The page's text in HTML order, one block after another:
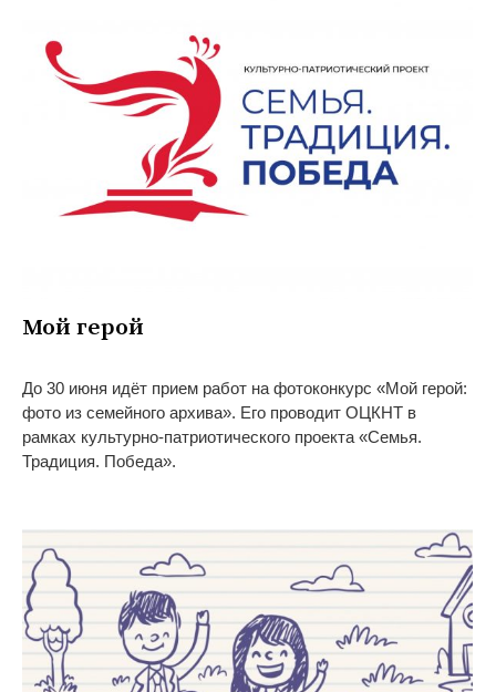
Мой герой
До 30 июня идёт прием работ на фотоконкурс «Мой герой:
фото из семейного архива». Его проводит ОЦКНТ в
рамках культурно-патриотического проекта «Семья.
Традиция. Победа».